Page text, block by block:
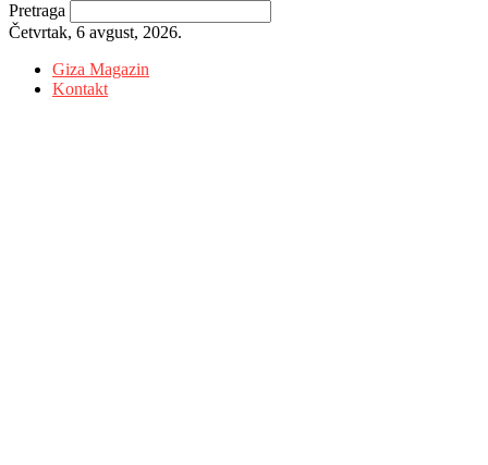
Pretraga
Četvrtak, 6 avgust, 2026.
Giza Magazin
Kontakt